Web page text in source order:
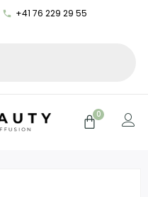
+41 76 229 29 55
0